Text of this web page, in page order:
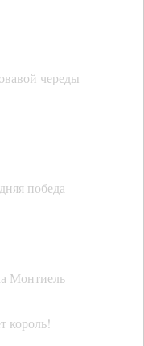
череды
победа
Монтиель
король!